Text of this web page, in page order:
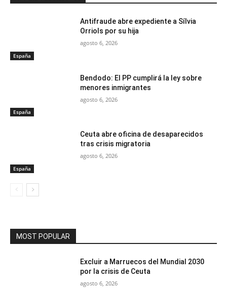
España
Antifraude abre expediente a Sílvia
Orriols por su hija
agosto 6, 2026
España
Bendodo: El PP cumplirá la ley sobre
menores inmigrantes
agosto 6, 2026
España
Ceuta abre oficina de desaparecidos
tras crisis migratoria
agosto 6, 2026
MOST POPULAR
Excluir a Marruecos del Mundial 2030
por la crisis de Ceuta
agosto 6, 2026